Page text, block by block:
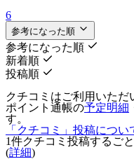
6
参考になった順
参考になった順
新着順
投稿順
クチコミはご利用いただ
ポイント通帳の予定明細
す。
「クチコミ」投稿につ
1件クチコミ投稿するご
(詳細)